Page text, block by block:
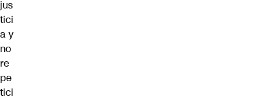
jus
tici
a y
no
re
pe
tici